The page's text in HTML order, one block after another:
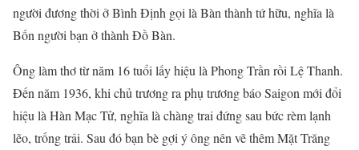
người đương thời ở Bình Định gọi là Bàn thành tứ hữu, nghĩa là
Bốn người bạn ở thành Đồ Bàn.
Ông làm thơ từ năm 16 tuổi lấy hiệu là Phong Trần rồi Lệ Thanh.
Đến năm 1936, khi chủ trương ra phụ trương báo Saigon mới đổi
hiệu là Hàn Mạc Tử, nghĩa là chàng trai đứng sau bức rèm lạnh
lẽo, trống trải. Sau đó bạn bè gợi ý ông nên vẽ thêm Mặt Trăng